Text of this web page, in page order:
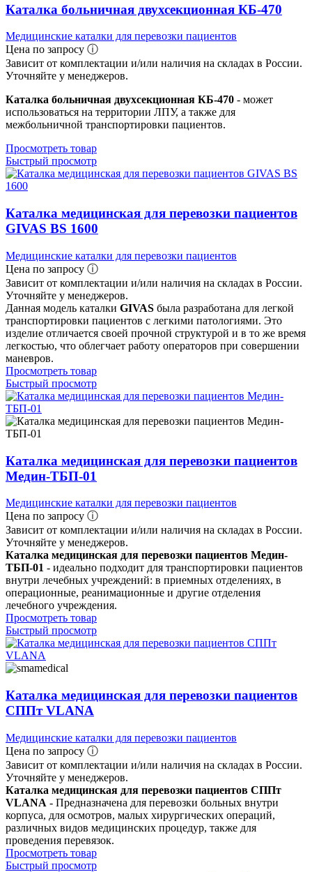
Каталка больничная двухсекционная КБ-470
Медицинские каталки для перевозки пациентов
Цена по запросу ⓘ
Зависит от комплектации и/или наличия на складах в России.
Уточняйте у менеджеров.
Каталка больничная двухсекционная КБ-470 - может
использоваться на территории ЛПУ, а также для
межбольничной транспортировки пациентов.
Просмотреть товар
Быстрый просмотр
Каталка медицинская для перевозки пациентов
GIVAS BS 1600
Медицинские каталки для перевозки пациентов
Цена по запросу ⓘ
Зависит от комплектации и/или наличия на складах в России.
Уточняйте у менеджеров.
Данная модель каталки GIVAS была разработана для легкой
транспортировки пациентов с легкими патологиями. Это
изделие отличается своей прочной структурой и в то же время
легкостью, что облегчает работу операторов при совершении
маневров.
Просмотреть товар
Быстрый просмотр
Каталка медицинская для перевозки пациентов
Медин-ТБП-01
Медицинские каталки для перевозки пациентов
Цена по запросу ⓘ
Зависит от комплектации и/или наличия на складах в России.
Уточняйте у менеджеров.
Каталка медицинская для перевозки пациентов Медин-
ТБП-01 - идеально подходит для транспортировки пациентов
внутри лечебных учреждений: в приемных отделениях, в
операционные, реанимационные и другие отделения
лечебного учреждения.
Просмотреть товар
Быстрый просмотр
Каталка медицинская для перевозки пациентов
СППт VLANA
Медицинские каталки для перевозки пациентов
Цена по запросу ⓘ
Зависит от комплектации и/или наличия на складах в России.
Уточняйте у менеджеров.
Каталка медицинская для перевозки пациентов СППт
VLANA - Предназначена для перевозки больных внутри
корпуса, для осмотров, малых хирургических операций,
различных видов медицинских процедур, также для
проведения перевязок.
Просмотреть товар
Быстрый просмотр